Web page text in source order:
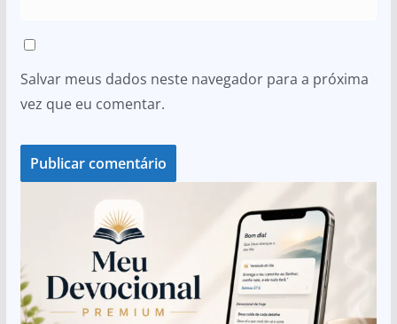
Salvar meus dados neste navegador para a próxima
vez que eu comentar.